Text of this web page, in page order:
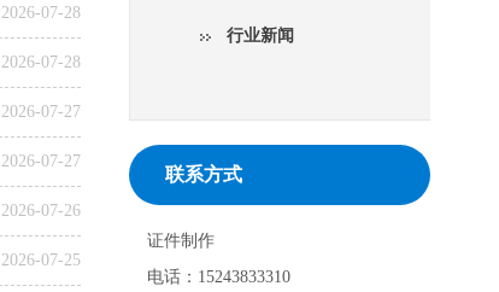
2026-07-28
2026-07-28
2026-07-27
2026-07-27
2026-07-26
2026-07-25
行业新闻
联系方式
证件制作
电话：15243833310